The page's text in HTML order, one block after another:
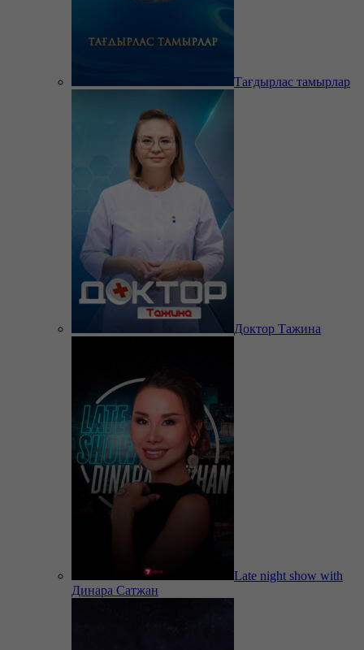
Тағдырлас тамырлар
Доктор Тажина
Late night show with
Динара Сатжан